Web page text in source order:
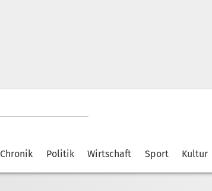
Chronik Politik Wirtschaft Sport Kultur